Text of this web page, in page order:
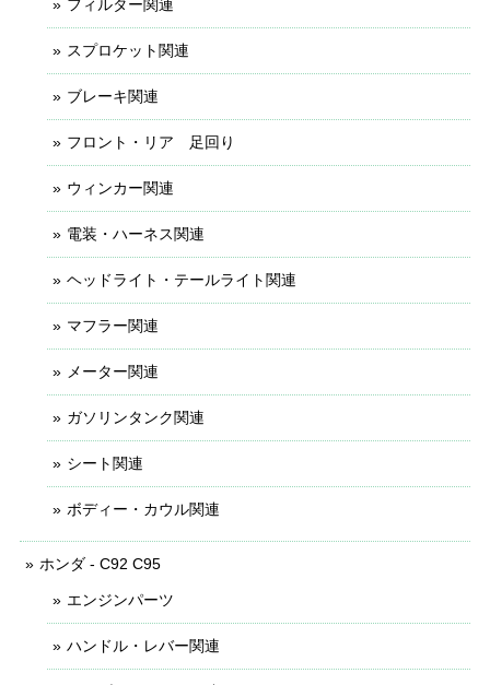
フィルター関連
スプロケット関連
ブレーキ関連
フロント・リア 足回り
ウィンカー関連
電装・ハーネス関連
ヘッドライト・テールライト関連
マフラー関連
メーター関連
ガソリンタンク関連
シート関連
ボディー・カウル関連
ホンダ - C92 C95
エンジンパーツ
ハンドル・レバー関連